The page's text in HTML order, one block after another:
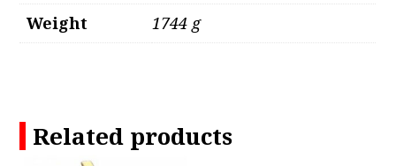
Weight 1744 g
Related products